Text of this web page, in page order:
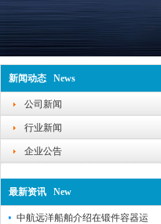
新闻动态 News
公司新闻
行业新闻
企业公告
最新资讯 New
中航远洋船舶介绍在锻件容器运